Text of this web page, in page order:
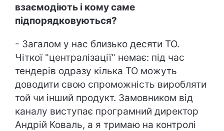
взаємодіють і кому саме
підпорядковуються?
- Загалом у нас близько десяти ТО.
Чіткої "централізації" немає: під час
тендерів одразу кілька ТО можуть
доводити свою спроможність виробляти
той чи інший продукт. Замовником від
каналу виступає програмний директор
Андрій Коваль, а я тримаю на контролі